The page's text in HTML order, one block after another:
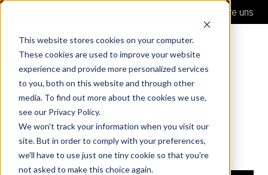
This website stores cookies on your computer.
These cookies are used to improve your website
experience and provide more personalized services
to you, both on this website and through other
media. To find out more about the cookies we use,
see our Privacy Policy.
We won't track your information when you visit our
site. But in order to comply with your preferences,
we'll have to use just one tiny cookie so that you're
not asked to make this choice again.
Kontaktiere uns
Hilfe-Center